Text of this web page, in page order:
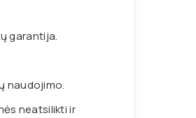
garantija.
naudojimo.
neatsilikti ir